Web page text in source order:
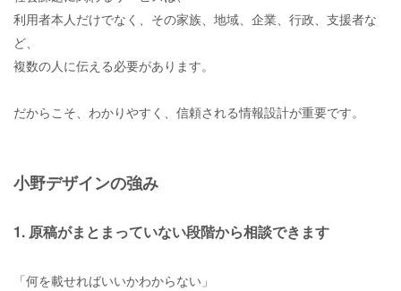
利用者本人だけでなく、その家族、地域、企業、行政、支援者な
ど、
複数の人に伝える必要があります。
だからこそ、わかりやすく、信頼される情報設計が重要です。
小野デザインの強み
1. 原稿がまとまっていない段階から相談できます
「何を載せればいいかわからない」